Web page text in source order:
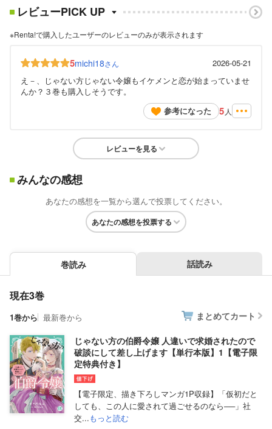
レビューPICK UP
※Renta!で購入したユーザーのレビューのみが表示されます
5michi18さん
2026-05-21
え－、じゃない方じゃない令嬢もイケメンと恋が始まっていませ
んか？３巻も購入しそうです。
参考になった
5 人
レビューを見る
みんなの感想
あなたの感想を一覧から選んで投票してください。
あなたの感想を投票する
巻読み 話読み
現在3巻
1巻から 最新巻から まとめてカート
じゃない方の伯爵令嬢 人違いで求婚されたので
破談にして差し上げます【単行本版】1【電子限
定特典付き】
【電子限定、描き下ろしマンガ1P収録】「仮初だと
しても、この人に愛されて過ごせるのなら──」社
交...もっと読む